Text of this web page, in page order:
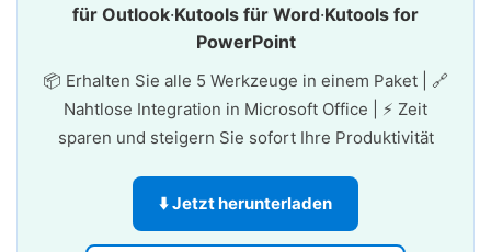
für Outlook·Kutools für Word·Kutools for
PowerPoint
📦 Erhalten Sie alle 5 Werkzeuge in einem Paket | 🔗
Nahtlose Integration in Microsoft Office | ⚡ Zeit
sparen und steigern Sie sofort Ihre Produktivität
⬇️ Jetzt herunterladen